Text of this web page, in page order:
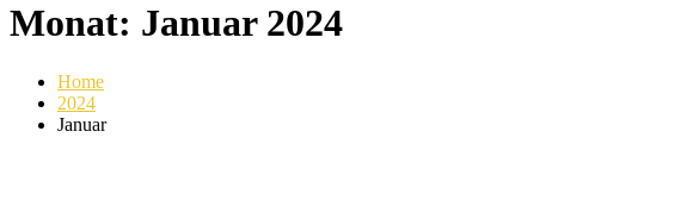
Monat: Januar 2024
Home
2024
Januar